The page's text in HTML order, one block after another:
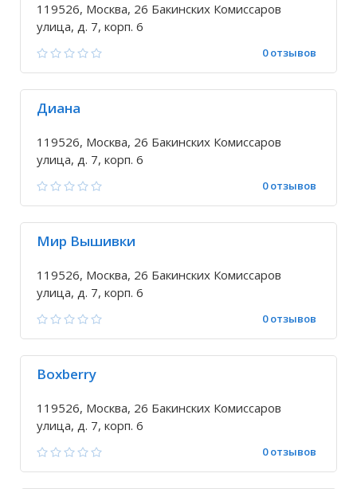
119526, Москва, 26 Бакинских Комиссаров
улица, д. 7, корп. 6
0 отзывов
Диана
119526, Москва, 26 Бакинских Комиссаров
улица, д. 7, корп. 6
0 отзывов
Мир Вышивки
119526, Москва, 26 Бакинских Комиссаров
улица, д. 7, корп. 6
0 отзывов
Boxberry
119526, Москва, 26 Бакинских Комиссаров
улица, д. 7, корп. 6
0 отзывов